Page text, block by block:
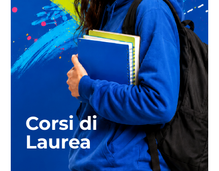
Corsi di
Laurea